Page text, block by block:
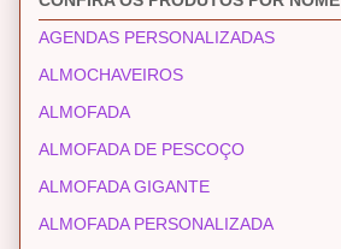
AGENDAS PERSONALIZADAS
ALMOCHAVEIROS
ALMOFADA
ALMOFADA DE PESCOÇO
ALMOFADA GIGANTE
ALMOFADA PERSONALIZADA